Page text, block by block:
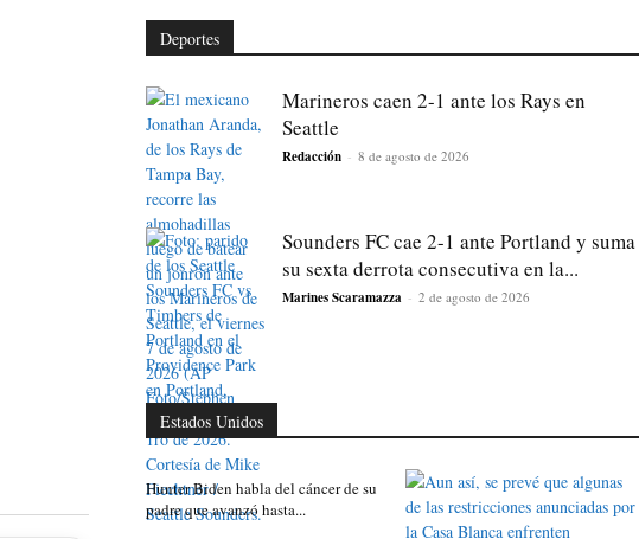
Deportes
Marineros caen 2-1 ante los Rays en
Seattle
Redacción - 8 de agosto de 2026
Sounders FC cae 2-1 ante Portland y suma
su sexta derrota consecutiva en la...
Marines Scaramazza - 2 de agosto de 2026
Estados Unidos
Hunter Biden habla del cáncer de su
padre que avanzó hasta...